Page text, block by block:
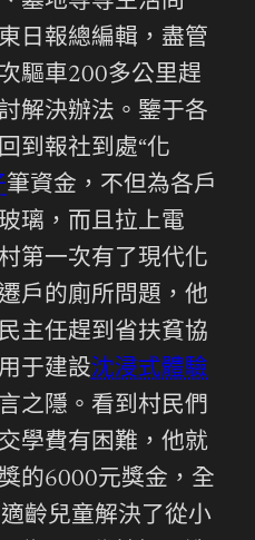
日報總編輯，盡管
驅車200多公里趕
解決辦法。鑒于各
到報社到處“化
筆資金，不但為各戶
璃，而且拉上電
第一次有了現代化
戶的廁所問題，他
主任趕到省扶貧協
于建設沈浸式體驗
之隱。看到村民們
學費有困難，他就
的6000元獎金，全
齡兒童解決了從小